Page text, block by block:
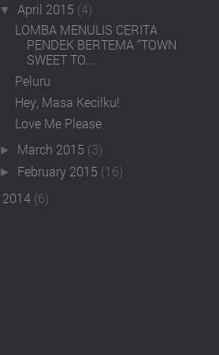
▼ April 2015 (4)
LOMBA MENULIS CERITA
PENDEK BERTEMA “TOWN
SWEET TO...
Peluru
Hey, Masa Kecilku!
Love Me Please
► March 2015 (3)
► February 2015 (16)
2014 (6)